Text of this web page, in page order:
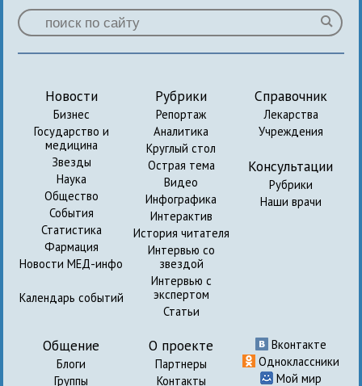
Новости
Бизнес
Государство и
медицина
Звезды
Наука
Общество
События
Статистика
Фармация
Новости МЕД-инфо
Календарь событий
Рубрики
Репортаж
Аналитика
Круглый стол
Острая тема
Видео
Инфографика
Интерактив
История читателя
Интервью со
звездой
Интервью с
экспертом
Статьи
Справочник
Лекарства
Учреждения
Консультации
Рубрики
Наши врачи
Общение
Блоги
Группы
О проекте
Партнеры
Контакты
Вконтакте
Одноклассники
Мой мир